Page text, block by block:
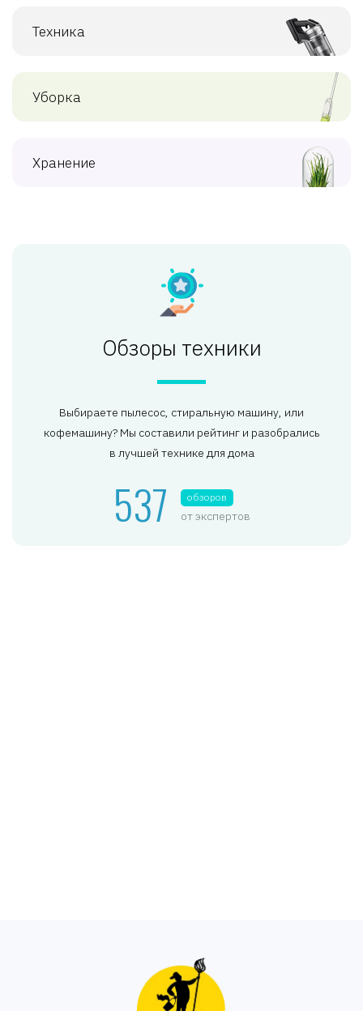
Техника
Уборка
Хранение
Обзоры техники
Выбираете пылесос, стиральную машину, или
кофемашину? Мы составили рейтинг и разобрались
в лучшей технике для дома
537 обзоров
от экспертов